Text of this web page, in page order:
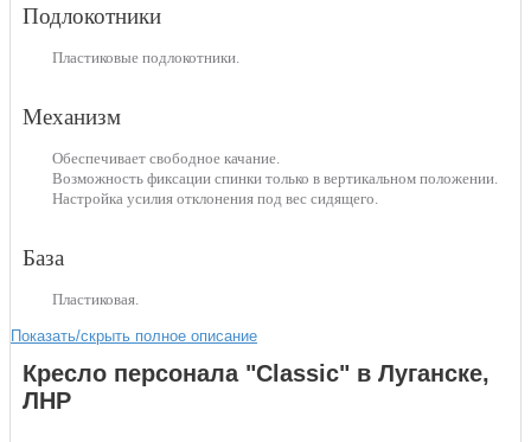
Подлокотники
Пластиковые подлокотники.
Механизм
Обеспечивает свободное качание.
Возможность фиксации спинки только в вертикальном положении.
Настройка усилия отклонения под вес сидящего.
База
Пластиковая.
Показать/скрыть полное описание
Кресло персонала "Classic" в Луганске,
ЛНР